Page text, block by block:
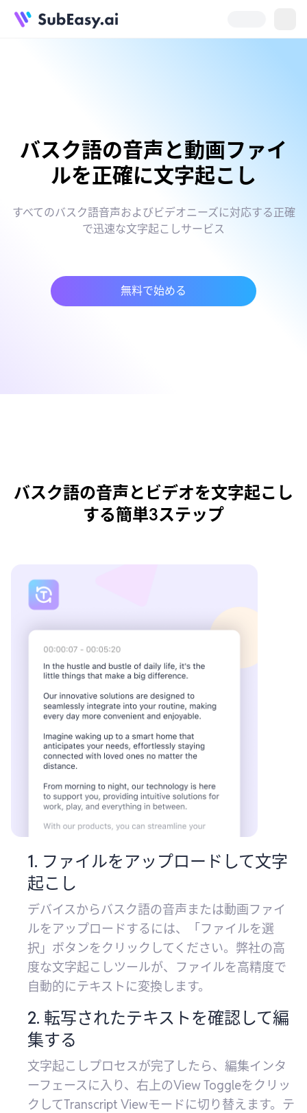
バスク語の音声と動画ファイ
ルを正確に文字起こし
すべてのバスク語音声およびビデオニーズに対応する正確
で迅速な文字起こしサービス
無料で始める
バスク語の音声とビデオを文字起こし
する簡単3ステップ
1. ファイルをアップロードして文字
起こし
デバイスからバスク語の音声または動画ファイ
ルをアップロードするには、「ファイルを選
択」ボタンをクリックしてください。弊社の高
度な文字起こしツールが、ファイルを高精度で
自動的にテキストに変換します。
2. 転写されたテキストを確認して編
集する
文字起こしプロセスが完了したら、編集インタ
ーフェースに入り、右上のView Toggleをクリッ
クしてTranscript Viewモードに切り替えます。テ